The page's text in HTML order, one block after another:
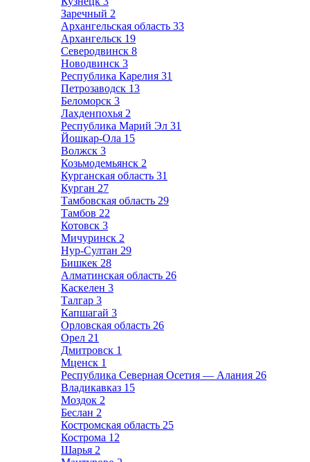
Заречный 2
Архангельская область 33
Архангельск 19
Северодвинск 8
Новодвинск 3
Республика Карелия 31
Петрозаводск 13
Беломорск 3
Лахденпохья 2
Республика Марий Эл 31
Йошкар-Ола 15
Волжск 3
Козьмодемьянск 2
Курганская область 31
Курган 27
Тамбовская область 29
Тамбов 22
Котовск 3
Мичуринск 2
Нур-Султан 29
Бишкек 28
Алматинская область 26
Каскелен 3
Талгар 3
Капшагай 3
Орловская область 26
Орел 21
Дмитровск 1
Мценск 1
Республика Северная Осетия — Алания 26
Владикавказ 15
Моздок 2
Беслан 2
Костромская область 25
Кострома 12
Шарья 2